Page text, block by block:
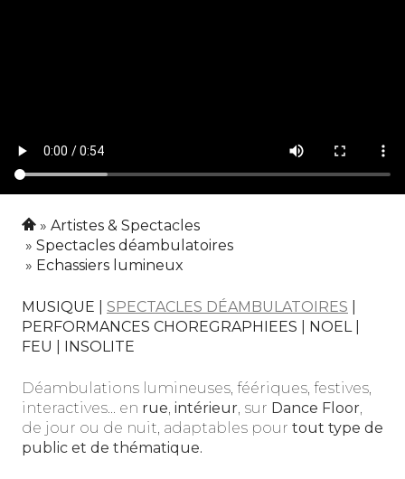
Artistes & Spectacles
Spectacles déambulatoires
Echassiers lumineux
MUSIQUE SPECTACLES DÉAMBULATOIRES
PERFORMANCES CHOREGRAPHIEES
NOEL
FEU
INSOLITE
Déambulations lumineuses, féériques, festives,
interactives... en rue intérieur , sur Dance Floor
de jour ou de nuit, adaptables pour tout type de
public et de thématique.